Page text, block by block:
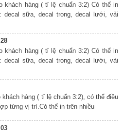
khách hàng ( tỉ lệ chuẩn 3:2) Có thể in
decal sữa, decal trong, decal lưới, vải
khách hàng ( tỉ lệ chuẩn 3:2) Có thể in
decal sữa, decal trong, decal lưới, vải
hàng ( tỉ lệ chuẩn 3:2), có thể điều
từng vị trí.Có thể in trên nhiều